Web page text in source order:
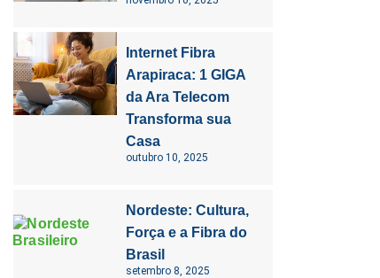
Internet Fibra
Arapiraca: 1 GIGA
da Ara Telecom
Transforma sua
Casa
outubro 10, 2025
Nordeste: Cultura,
Força e a Fibra do
Brasil
setembro 8, 2025